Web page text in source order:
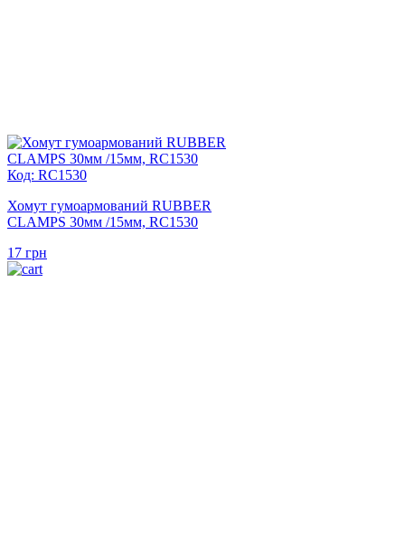
Код: RC1530
Хомут гумоармований RUBBER
CLAMPS 30мм /15мм, RC1530
17 грн